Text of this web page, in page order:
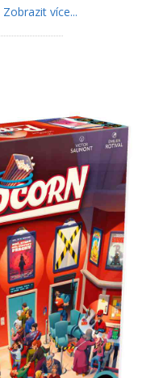
Zobrazit více...